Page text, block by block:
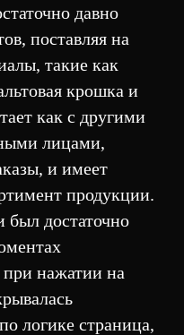
давно
поставляя на
такие как
крошка и
как с другими
лицами,
и имеет
продукции.
достаточно
нажатии на
логике страница,